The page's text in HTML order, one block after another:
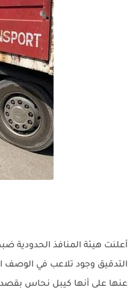
أعلنت هيئة المنافذ الحدودية
التدقيق وجود تلاعب في الوصف
عنها على أنها كيبل نحاس